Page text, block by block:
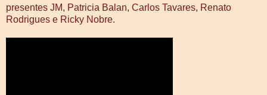
presentes JM, Patricia Balan, Carlos Tavares, Renato
Rodrigues e Ricky Nobre.